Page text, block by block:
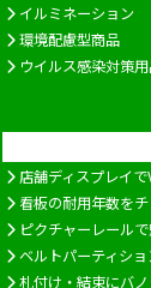
イルミネーション
環境配慮型商品
ウイルス感染対策
店舗ディスプレイで
看板の耐用年数を
ピクチャーレール
ベルトパーティシ
札付け・結束にバ